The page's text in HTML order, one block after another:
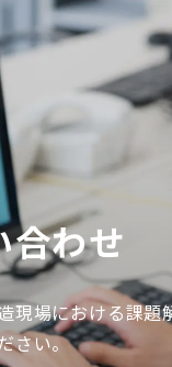
合わせ
現場における課題
さい。